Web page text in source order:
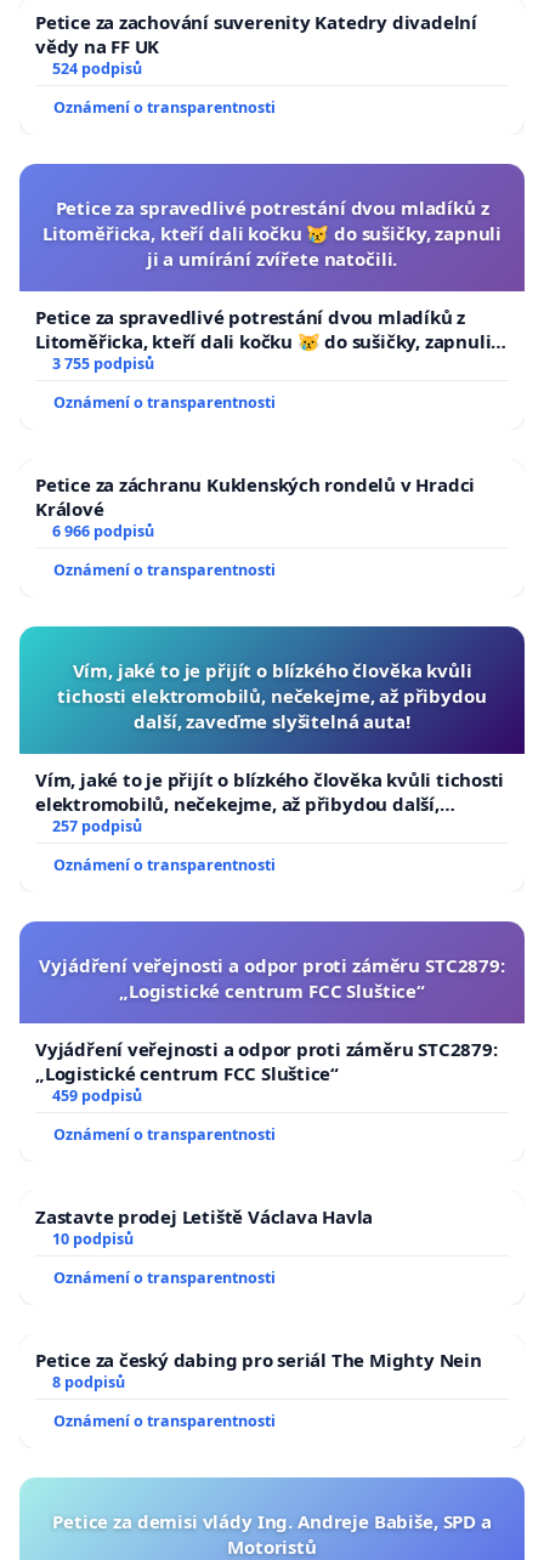
Petice za zachování suverenity Katedry divadelní
vědy na FF UK
524 podpisů
Oznámení o transparentnosti
Petice za spravedlivé potrestání dvou mladíků z
Litoměřicka, kteří dali kočku 😿 do sušičky, zapnuli
ji a umírání zvířete natočili.
Petice za spravedlivé potrestání dvou mladíků z
Litoměřicka, kteří dali kočku 😿 do sušičky, zapnuli ji
a umírání zvířete natočili.
3 755 podpisů
Oznámení o transparentnosti
Petice za záchranu Kuklenských rondelů v Hradci
Králové
6 966 podpisů
Oznámení o transparentnosti
Vím, jaké to je přijít o blízkého člověka kvůli
tichosti elektromobilů, nečekejme, až přibydou
další, zaveďme slyšitelná auta!
Vím, jaké to je přijít o blízkého člověka kvůli tichosti
elektromobilů, nečekejme, až přibydou další,
zaveďme slyšitelná auta!
257 podpisů
Oznámení o transparentnosti
Vyjádření veřejnosti a odpor proti záměru STC2879:
„Logistické centrum FCC Sluštice“
Vyjádření veřejnosti a odpor proti záměru STC2879:
„Logistické centrum FCC Sluštice“
459 podpisů
Oznámení o transparentnosti
Zastavte prodej Letiště Václava Havla
10 podpisů
Oznámení o transparentnosti
Petice za český dabing pro seriál The Mighty Nein
8 podpisů
Oznámení o transparentnosti
Petice za demisi vlády Ing. Andreje Babiše, SPD a
Motoristů